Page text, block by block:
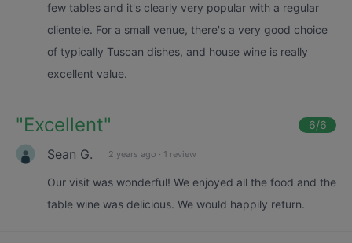
few tables and it's clearly very popular with a regular
clientele. For a small venue, there's a very good choice
of typically Tuscan dishes, and house wine is really
excellent value.
"Excellent" 6/6
Sean G. 2 years ago · 1 review
Our visit was wonderful! We enjoyed all the food and the
table wine was delicious. We would happily return.